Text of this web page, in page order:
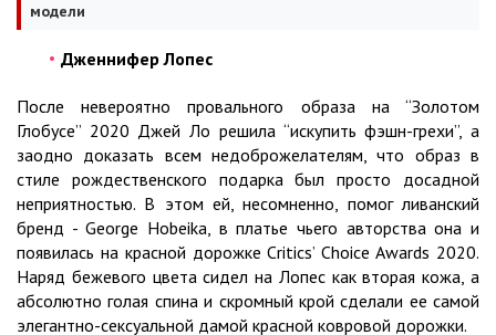
модели
Дженнифер Лопес
После невероятно провального образа на “Золотом
Глобусе” 2020 Джей Ло решила “искупить фэшн-грехи”, а
заодно доказать всем недоброжелателям, что образ в
стиле рождественского подарка был просто досадной
неприятностью. В этом ей, несомненно, помог ливанский
бренд - George Hobeika, в платье чьего авторства она и
появилась на красной дорожке Critics’ Choice Awards 2020.
Наряд бежевого цвета сидел на Лопес как вторая кожа, а
абсолютно голая спина и скромный крой сделали ее самой
элегантно-сексуальной дамой красной ковровой дорожки.